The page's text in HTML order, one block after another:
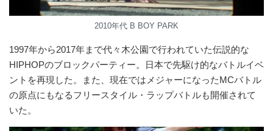
2010年代 B BOY PARK
1997年から2017年まで代々木公園で行われていた伝説的な
HIPHOPのブロックパーティー。日本で先駆け的なバトルイベ
ントを再現した。また、現在ではメジャーになったMCバトル
の原点にもなるフリースタイル・ラップバトルも開催されて
いた。